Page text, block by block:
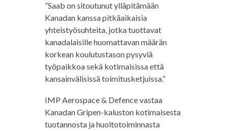
”Saab on sitoutunut ylläpitämään
Kanadan kanssa pitkäaikaisia
yhteistyösuhteita, jotka tuottavat
kanadalaisille huomattavan määrän
korkean koulutustason pysyviä
työpaikkoa sekä kotimaisissa että
kansainvälisissä toimitusketjuissa.”
IMP Aerospace & Defence vastaa
Kanadan Gripen-kaluston kotimaisesta
tuotannosta ja huoltotoiminnasta